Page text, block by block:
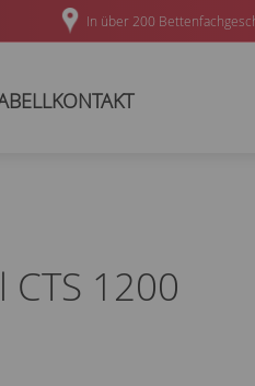
In über 200
KONTAKT
1200